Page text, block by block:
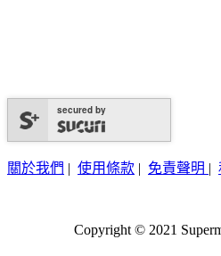
secured by
關於我們 | 使用條款 | 免責聲明 |
Copyright © 2021